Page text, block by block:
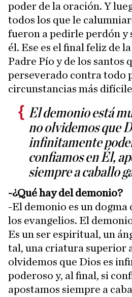
poder de la oración. Y
todos los que le
fueron a pedirle perdón y
él. Ese es el final feliz de
Padre Pío y de los santos
perseverado contra todo
circunstancias más
El demonio está
no olvidemos que
infinitamente
confiamos en Él,
siempre a caballo
-¿Qué hay del demonio?
-El demonio es un dogma
los evangelios. El
Es un ser espiritual, un
tal, una criatura superior
olvidemos que Dios es
poderoso y, al final, si
apostamos siempre a